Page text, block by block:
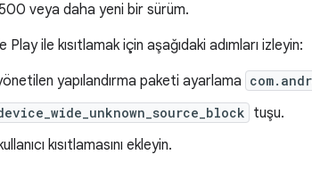
veya daha yeni bir sürüm.
ile kısıtlamak için aşağıdaki adımları izleyin:
yapılandırma paketi ayarlama
tuşu.
kısıtlamasını ekleyin.